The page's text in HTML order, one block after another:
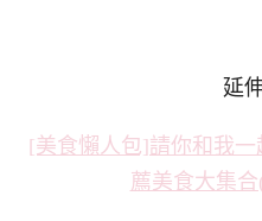
延
[美食懶人包]請你和我一
薦美食大集